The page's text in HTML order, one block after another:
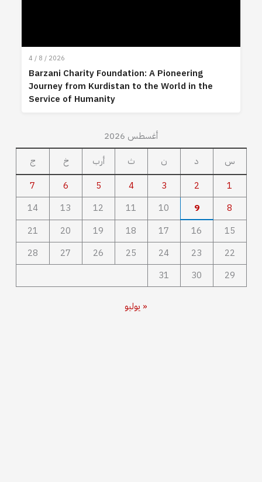
4 / 8 / 2026
Barzani Charity Foundation: A Pioneering
Journey from Kurdistan to the World in the
Service of Humanity
أغسطس 2026
س
د ن ث أرب خ
ج
1
2
3
4
5
6
7
8
9
10
11
12
13
14
15
16
17
18
19
20
21
22
23
24
25
26
27
28
29
30
31
« يوليو